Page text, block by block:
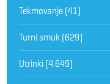
Tekmovanje(41)
Turni smuk(629)
Utrinki(4.649)